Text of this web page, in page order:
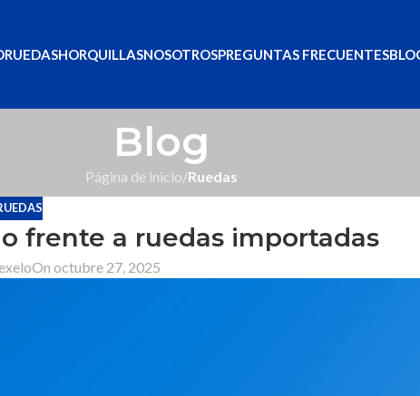
RUEDASHORQUILLASNOSOTROSPREGUNTAS FRECUENTES
Blog
Página de inicio/Ruedas
frente a ruedas importadas
On octubre 27, 2025